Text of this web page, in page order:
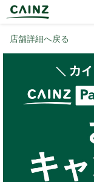
店舗詳細へ戻る